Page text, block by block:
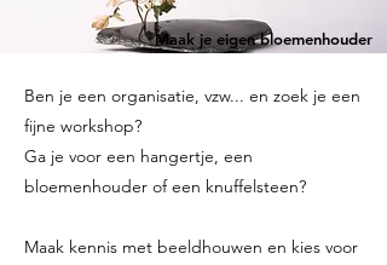
Maak je eigen bloemenhouder
Ben je een organisatie, vzw... en zoek je een
fijne workshop?
Ga je voor een hangertje, een
bloemenhouder of een knuffelsteen?
Maak kennis met beeldhouwen en kies voor